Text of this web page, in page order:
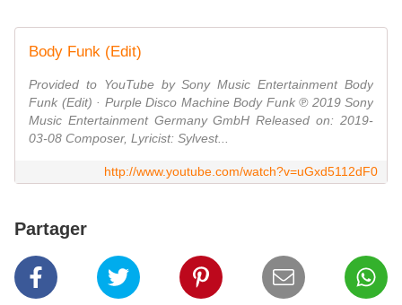
Body Funk (Edit)
Provided to YouTube by Sony Music Entertainment Body
Funk (Edit) · Purple Disco Machine Body Funk ℗ 2019 Sony
Music Entertainment Germany GmbH Released on: 2019-
03-08 Composer, Lyricist: Sylvest...
http://www.youtube.com/watch?v=uGxd5112dF0
Partager